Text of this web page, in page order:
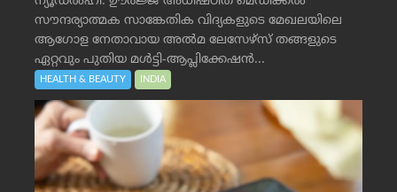
സൗന്ദര്യാത്മക സാങ്കേതിക വിദ്യകളുടെ മേഖലയിലെ
ആഗോള നേതാവായ അൽമ ലേസേഴ്സ് തങ്ങളുടെ
ഏറ്റവും പുതിയ മൾട്ടി-ആപ്ലിക്കേഷൻ...
HEALTH & BEAUTY INDIA